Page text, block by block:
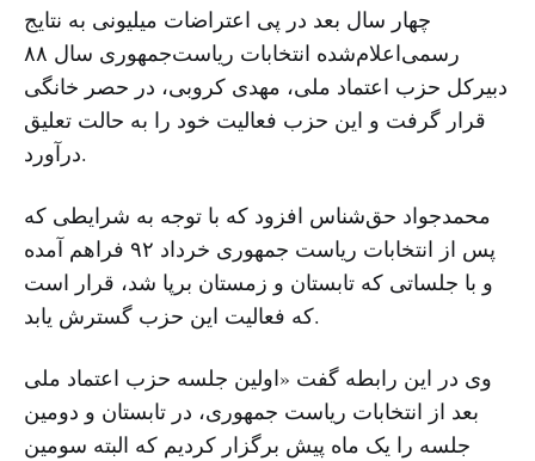
چهار سال بعد در پی اعتراضات میلیونی به نتایج
رسمی‌اعلام‌شده انتخابات ریاست‌جمهوری سال ۸۸
دبیرکل حزب اعتماد ملی، مهدی کروبی، در حصر خانگی
قرار گرفت و این حزب فعالیت خود را به حالت تعلیق
درآورد.
محمدجواد حق‌شناس افزود که با توجه به شرایطی که
پس از انتخابات ریاست جمهوری خرداد ۹۲ فراهم آمده
و با جلساتی که تابستان و زمستان برپا شد، قرار است
که فعالیت این حزب گسترش یابد.
وی در این رابطه گفت «اولین جلسه حزب اعتماد ملی
بعد از انتخابات ریاست جمهوری، در تابستان و دومین
جلسه را یک ماه پیش برگزار کردیم که البته سومین